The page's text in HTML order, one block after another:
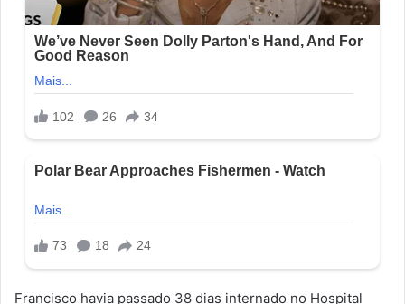
Francisco havia passado 38 dias internado no Hospital